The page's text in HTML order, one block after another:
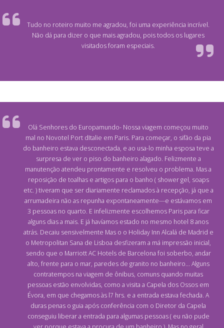
Tudo no roteiro muito me agradou, foi uma experiência incrível.
Não dá para dizer o que mais agradou, pois todos os lugares
visitados foram especiais.
Olá Senhores do Europamundo- Nossa viagem começou muito
mal no Novotel Port dItalie em Paris. Para começar, o sifão da pia
do banheiro estava desconectada, e ao usa-lo minha esposa teve a
surpresa de ver o piso do banheiro alagado. Felizmente a
manutenção atendeu prontamente e resolveu o problema. Mas a
reposição de toalhas e artigos para o banho ( shower gel, soaps
etc. ) tiveram que ser diariamente reclamados à recepção, já que a
arrumadeira não as repunha expontaneamente---e estávamos em
3 pessoas no quarto. E infelizmente escolhemos Paris para ficar
alguns dias a mais. E já havíamos estado no mesmo hotel 8 anos
atrás. Decaiu sensivelmente Mas o o Holiday Inn Alcalá de Madrid e
o Metropolitan Sana de Lisboa desfizeram a má impressão inicial,
sendo que o Marriott AC Hotels de Barcelona foi soberbo, andar
alto, frente para o mar, paredes de granito no banheiro... Alguns
contratempos na viagem de ônibus, comuns quando muitas
pessoas estão envolvidas, como a visita a Capela dos Ossos em
Évora, em que chegamos às l7 hrs. e a entrada estava fechada. A
duras penas o guia após conferência com o Diretor da Capela
conseguiu liberar a entrada para algumas pessoas ( eu não pude